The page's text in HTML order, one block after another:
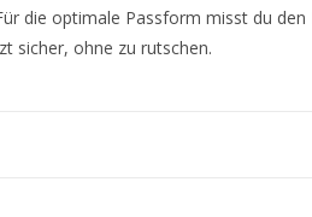
die optimale Passform misst du
sicher, ohne zu rutschen.